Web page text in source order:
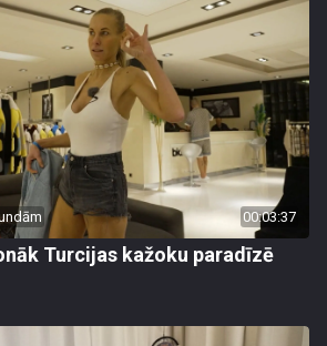
00:03:37
Turcijas kažoku paradīzē